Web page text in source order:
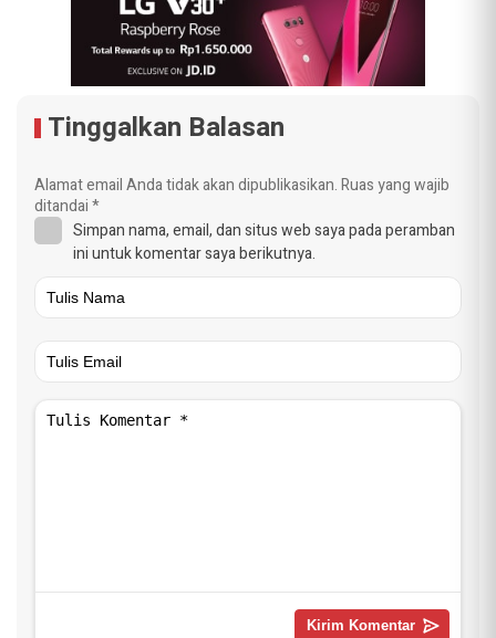
Tinggalkan Balasan
Alamat email Anda tidak akan dipublikasikan.Ruas yang wajib
ditandai*
Simpan nama, email, dan situs web saya pada peramban
ini untuk komentar saya berikutnya.